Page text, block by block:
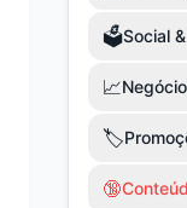
🗳️Social
📈
🏷️
🔞